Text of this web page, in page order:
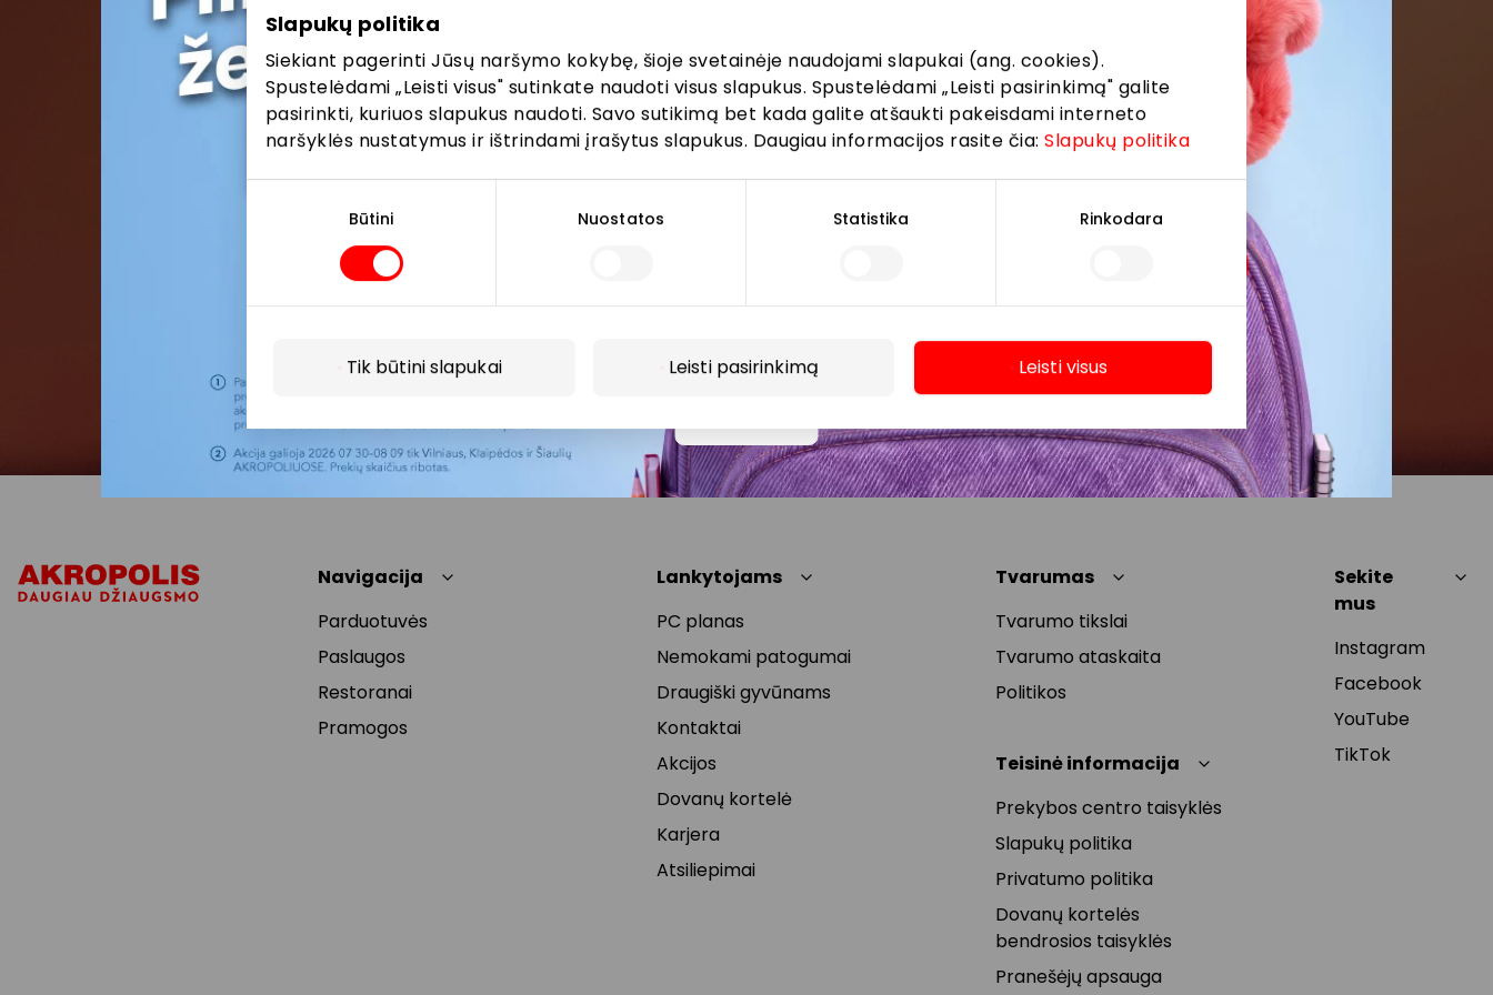
Slapukų politika
Siekiant pagerinti Jūsų naršymo kokybę, šioje svetainėje naudojami slapukai (ang. cookies).
Spustelėdami „Leisti visus" sutinkate naudoti visus slapukus. Spustelėdami „Leisti pasirinkimą" galite
pasirinkti, kuriuos slapukus naudoti. Savo sutikimą bet kada galite atšaukti pakeisdami interneto
naršyklės nustatymus ir ištrindami įrašytus slapukus. Daugiau informacijos rasite čia:Slapukų politika
Būtini Nuostatos Statistika Rinkodara
Tik būtini slapukai Leisti pasirinkimą Leisti visus
Prenumeruoti
Spustelėdamas „Prenumeruoti“ sutinki gauti PPC
privatumas@akropolis.lt.
Navigacija
Parduotuvės
Paslaugos
Restoranai
Pramogos
Lankytojams
PC planas
Nemokami patogumai
Draugiški gyvūnams
Kontaktai
Akcijos
Dovanų kortelė
Karjera
Atsiliepimai
Tvarumas
Tvarumo tikslai
Tvarumo ataskaita
Politikos
Teisinė informacija
Prekybos centro taisyklės
Slapukų politika
Privatumo politika
Dovanų kortelės
bendrosios taisyklės
Pranešėjų apsauga
Sekite
mus
Instagram
Facebook
YouTube
TikTok